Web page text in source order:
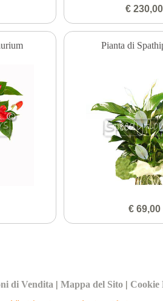
€ 230,00
Pianta di
€ 69,00
di Vendita |Mappa del Sito | Cookie